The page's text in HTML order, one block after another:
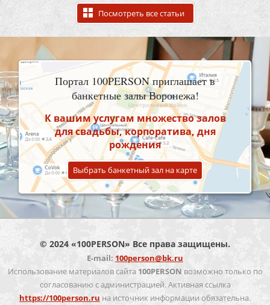
Посмотреть все статьи
Портал 100PERSON приглашает в
банкетные залы Воронежа!
К вашим услугам множество залов
для свадьбы, корпоратива, дня
рождения
Выбрать банкетный зал на карте
© 2024 «100PERSON» Все права защищены.
E-mail: 100person@bk.ru
Использование материалов сайта 100PERSON возможно только по
согласованию с администрацией. Активная ссылка
https://100person.ru на источник информации обязательна.